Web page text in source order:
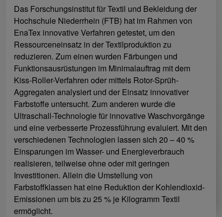
Das Forschungsinstitut für Textil und Bekleidung der
Hochschule Niederrhein (FTB) hat im Rahmen von
EnaTex innovative Verfahren getestet, um den
Ressourceneinsatz in der Textilproduktion zu
reduzieren. Zum einen wurden Färbungen und
Funktionsausrüstungen im Minimalauftrag mit dem
Kiss-Roller-Verfahren oder mittels Rotor-Sprüh-
Aggregaten analysiert und der Einsatz innovativer
Farbstoffe untersucht. Zum anderen wurde die
Ultraschall-Technologie für innovative Waschvorgänge
und eine verbesserte Prozessführung evaluiert. Mit den
verschiedenen Technologien lassen sich 20 – 40 %
Einsparungen im Wasser- und Energieverbrauch
realisieren, teilweise ohne oder mit geringen
Investitionen. Allein die Umstellung von
Farbstoffklassen hat eine Reduktion der Kohlendioxid-
Emissionen um bis zu 25 % je Kilogramm Textil
ermöglicht.